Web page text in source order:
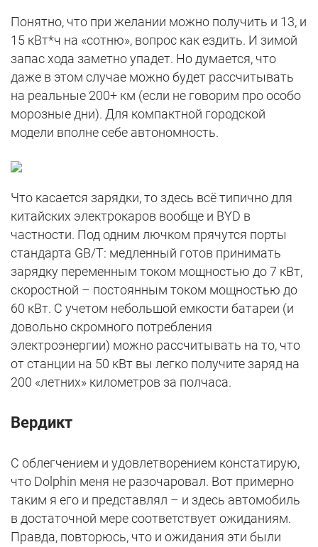
Понятно, что при желании можно получить и 13, и
15 кВт*ч на «сотню», вопрос как ездить. И зимой
запас хода заметно упадет. Но думается, что
даже в этом случае можно будет рассчитывать
на реальные 200+ км (если не говорим про особо
морозные дни). Для компактной городской
модели вполне себе автономность.
Что касается зарядки, то здесь всё типично для
китайских электрокаров вообще и BYD в
частности. Под одним лючком прячутся порты
стандарта GB/T: медленный готов принимать
зарядку переменным током мощностью до 7 кВт,
скоростной – постоянным током мощностью до
60 кВт. С учетом небольшой емкости батареи (и
довольно скромного потребления
электроэнергии) можно рассчитывать на то, что
от станции на 50 кВт вы легко получите заряд на
200 «летних» километров за полчаса.
Вердикт
С облегчением и удовлетворением констатирую,
что Dolphin меня не разочаровал. Вот примерно
таким я его и представлял – и здесь автомобиль
в достаточной мере соответствует ожиданиям.
Правда, повторюсь, что и ожидания эти были